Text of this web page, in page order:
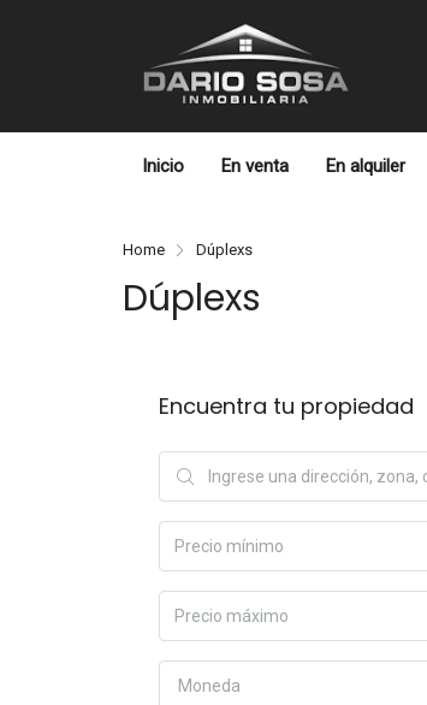
Inicio En venta En alquiler
Home Dúplexs
Dúplexs
Encuentra tu propiedad
Moneda